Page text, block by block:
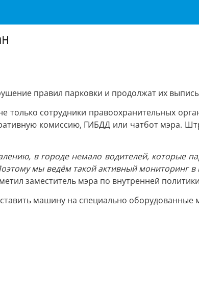
правил парковки и продолжат их
только сотрудники правоохранительных
комиссию, ГИБДД или чатбот мэра.
в городе немало водителей, которые
мы ведём такой активный мониторинг
заместитель мэра по внутренней
машину на специально оборудованные